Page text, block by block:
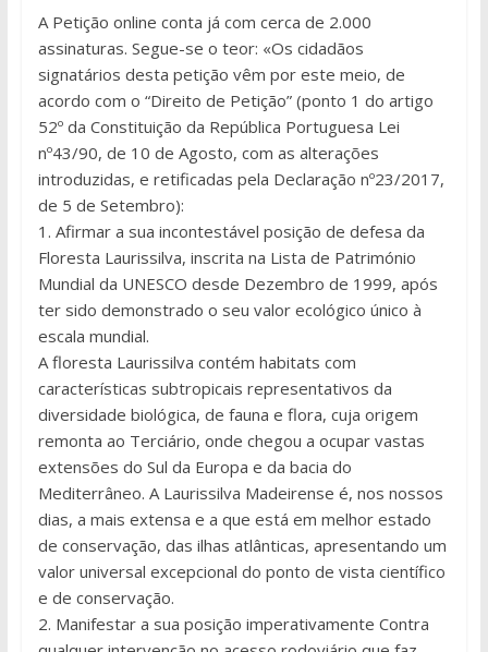
A Petição online conta já com cerca de 2.000
assinaturas. Segue-se o teor: «Os cidadãos
signatários desta petição vêm por este meio, de
acordo com o “Direito de Petição” (ponto 1 do artigo
52º da Constituição da República Portuguesa Lei
nº43/90, de 10 de Agosto, com as alterações
introduzidas, e retificadas pela Declaração nº23/2017,
de 5 de Setembro):
1. Afirmar a sua incontestável posição de defesa da
Floresta Laurissilva, inscrita na Lista de Património
Mundial da UNESCO desde Dezembro de 1999, após
ter sido demonstrado o seu valor ecológico único à
escala mundial.
A floresta Laurissilva contém habitats com
características subtropicais representativos da
diversidade biológica, de fauna e flora, cuja origem
remonta ao Terciário, onde chegou a ocupar vastas
extensões do Sul da Europa e da bacia do
Mediterrâneo. A Laurissilva Madeirense é, nos nossos
dias, a mais extensa e a que está em melhor estado
de conservação, das ilhas atlânticas, apresentando um
valor universal excepcional do ponto de vista científico
e de conservação.
2. Manifestar a sua posição imperativamente Contra